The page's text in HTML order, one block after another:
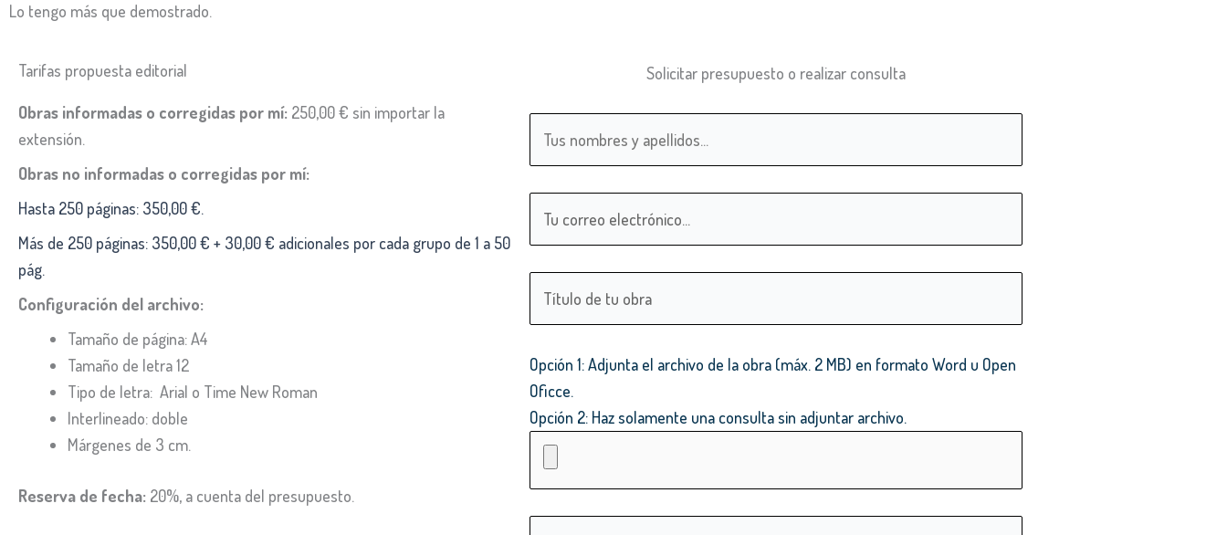
Lo tengo más que demostrado.
Tarifas propuesta editorial
Obras informadas o corregidas por mí: 250,00 € sin importar la
extensión.
Obras no informadas o corregidas por mí:
Hasta 250 páginas: 350,00 €.
Más de 250 páginas: 350,00 € + 30,00 € adicionales por cada grupo de 1 a 50
pág.
Configuración del archivo:
Tamaño de página: A4
Tamaño de letra 12
Tipo de letra: Arial o Time New Roman
Interlineado: doble
Márgenes de 3 cm.
Reserva de fecha: 20%, a cuenta del presupuesto.
Solicitar presupuesto o realizar consulta
Opción 1: Adjunta el archivo de la obra (máx. 2 MB) en formato Word u Open
Oficce.
Opción 2: Haz solamente una consulta sin adjuntar archivo.